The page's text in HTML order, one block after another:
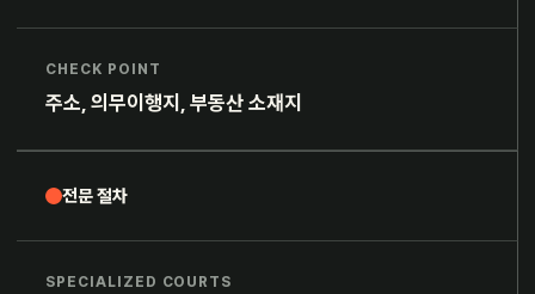
CHECK POINT
주소, 의무이행지, 부동산 소재지
전문 절차
SPECIALIZED COURTS